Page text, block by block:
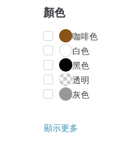
顏色
咖啡色
白色
黑色
透明
灰色
顯示更多